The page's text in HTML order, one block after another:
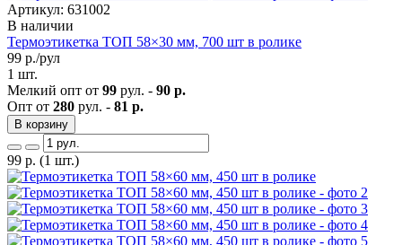
Артикул: 631002
В наличии
Термоэтикетка ТОП 58×30 мм, 700 шт в ролике
99 р./рул
1 шт.
Мелкий опт от 99 рул. - 90 р.
Опт от 280 рул. - 81 р.
В корзину
99 р. (1 шт.)